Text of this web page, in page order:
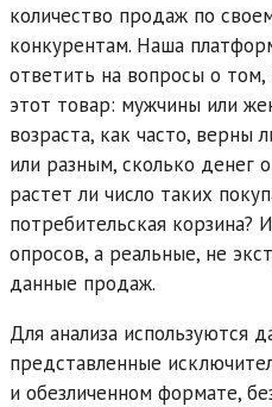
количество продаж по
конкурентам. Наша
ответить на вопросы о том,
этот товар: мужчины или
возраста, как часто, верны
или разным, сколько денег
растет ли число таких
потребительская корзина?
опросов, а реальные, не
данные продаж.
Для анализа используются
представленные
и обезличенном формате,